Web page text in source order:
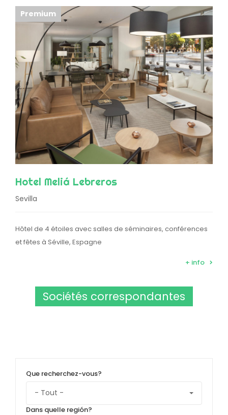
Premium
Hotel Meliá Lebreros
Sevilla
Hôtel de 4 étoiles avec salles de séminaires, conférences
et fêtes à Séville, Espagne
+ info
Sociétés correspondantes
Que recherchez-vous?
Dans quelle región?